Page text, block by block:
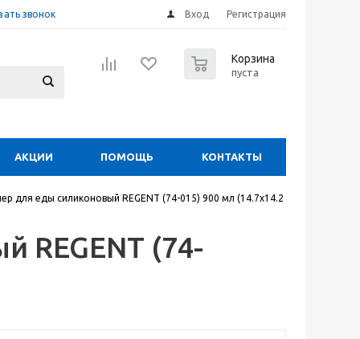
звонок Вход Регистрация
Корзина
пуста
АКЦИИ ПОМОЩЬ КОНТАКТЫ
для еды силиконовый REGENT (74-015) 900 мл (14.7х14.2
REGENT (74-